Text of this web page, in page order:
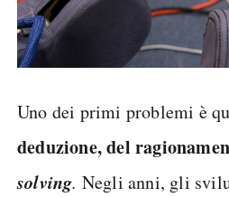
Uno dei primi problemi è
deduzione, del
solving. Negli anni, gli